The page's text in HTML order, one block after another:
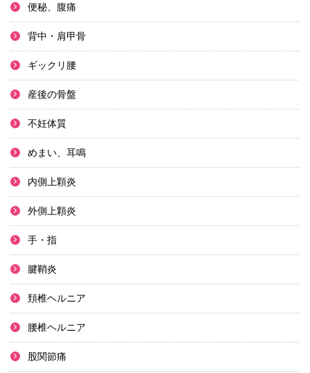
便秘、腹痛
背中・肩甲骨
ギックリ腰
産後の骨盤
不妊体質
めまい、耳鳴
内側上顆炎
外側上顆炎
手・指
腱鞘炎
頚椎ヘルニア
腰椎ヘルニア
股関節痛